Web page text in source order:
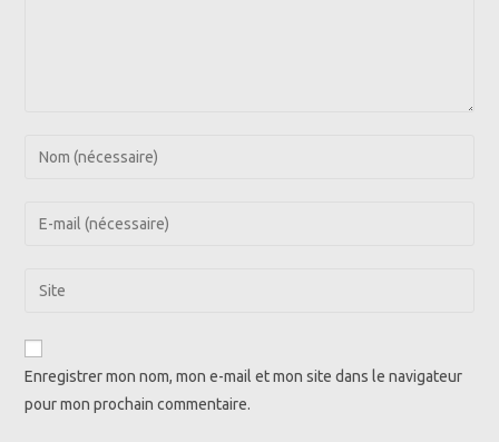
Enter
Enter
address
comment
Saisir
de
Enregistrer mon nom, mon e-mail et mon site dans le navigateur
pour mon prochain commentaire.